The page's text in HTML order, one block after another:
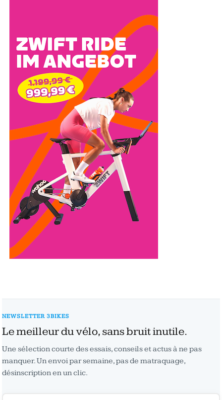
NEWSLETTER 3BIKES
Le meilleur du vélo, sans bruit inutile.
Une sélection courte des essais, conseils et actus à ne pas
manquer. Un envoi par semaine, pas de matraquage,
désinscription en un clic.